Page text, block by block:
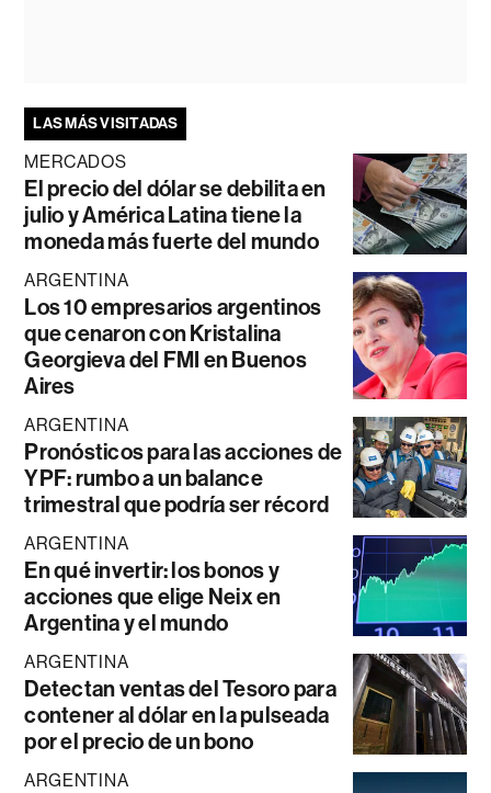
LAS MÁS VISITADAS
MERCADOS
El precio del dólar se debilita en
julio y América Latina tiene la
moneda más fuerte del mundo
ARGENTINA
Los 10 empresarios argentinos
que cenaron con Kristalina
Georgieva del FMI en Buenos
Aires
ARGENTINA
Pronósticos para las acciones de
YPF: rumbo a un balance
trimestral que podría ser récord
ARGENTINA
En qué invertir: los bonos y
acciones que elige Neix en
Argentina y el mundo
ARGENTINA
Detectan ventas del Tesoro para
contener al dólar en la pulseada
por el precio de un bono
ARGENTINA